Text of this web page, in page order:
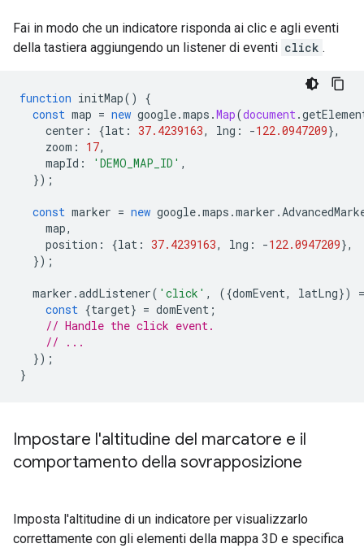
Fai in modo che un indicatore risponda ai clic e agli eventi
della tastiera aggiungendo un listener di eventi click .
function initMap()
{
const map = new google.maps .Map(document .
center : {lat : 37.4239163, lng : -122.0947209},
zoom : 17,
mapId : 'DEMO_MAP_ID' ,
});
const marker = new google.maps .marker .
map,
position : {lat : 37.4239163, lng : -122.0947209},
});
marker .addListener( 'click' , ({domEvent, latLng})
const {target} = domEvent ;
// Handle the click event.
// ...
});
}
Impostare l'altitudine del marcatore e il
comportamento della sovrapposizione
Imposta l'altitudine di un indicatore per visualizzarlo
correttamente con gli elementi della mappa 3D e specifica